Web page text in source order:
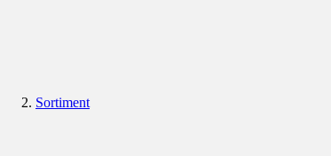
Sortiment